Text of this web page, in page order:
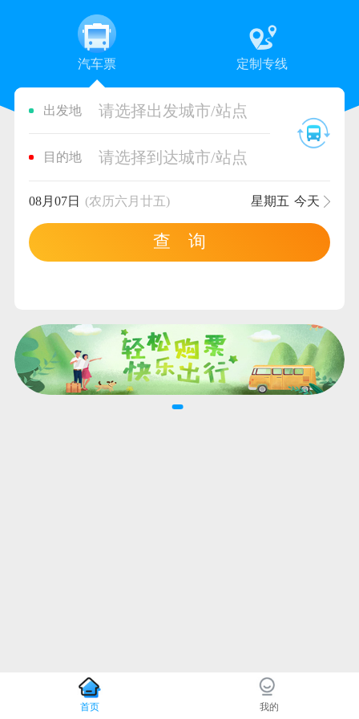
汽车票 定制专线
出发地 请选择出发城市/站点
目的地 请选择到达城市/站点
08月07日 (农历六月廿五) 星期五 今天
查 询
首页 我的